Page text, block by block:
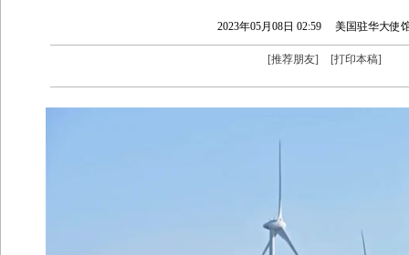
2023年05月08日 02:59 美国驻华大使
[推荐朋友] [打印本稿]